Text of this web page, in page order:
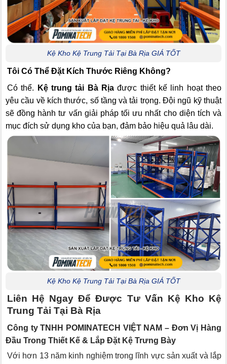
Kệ Kho Kệ Trung Tải Tại Bà Rịa GIÁ TỐT
Tôi Có Thể Đặt Kích Thước Riêng Không?
Có thể.
Kệ trung tải Bà Rịa được thiết kế linh hoạt theo
yêu cầu về kích thước, số tầng và tải trọng. Đội ngũ kỹ thuật
sẽ đồng hành tư vấn giải pháp tối ưu nhất cho diện tích và
mục đích sử dụng kho của bạn, đảm bảo hiệu quả lâu dài.
Kệ Kho Kệ Trung Tải Tại Bà Rịa GIÁ TỐT
Liên Hệ Ngay Để Được Tư Vấn Kệ Kho Kệ
Trung Tải Tại Bà Rịa
Công ty TNHH POMINATECH VIỆT NAM – Đơn Vị Hàng
Đầu Trong Thiết Kế & Lắp Đặt Kệ Trưng Bày
Với hơn 13 năm kinh nghiệm trong lĩnh vực sản xuất và lắp